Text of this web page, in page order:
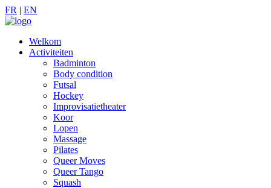
FR | EN
Welkom
Activiteiten
Badminton
Body condition
Futsal
Hockey
Improvisatietheater
Koor
Lopen
Massage
Pilates
Queer Moves
Queer Tango
Squash